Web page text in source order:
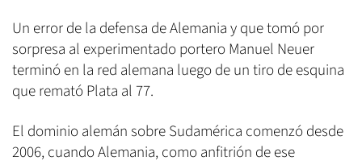
Un error de la defensa de Alemania y que tomó por
sorpresa al experimentado portero Manuel Neuer
terminó en la red alemana luego de un tiro de esquina
que remató Plata al 77.
El dominio alemán sobre Sudamérica comenzó desde
2006, cuando Alemania, como anfitrión de ese